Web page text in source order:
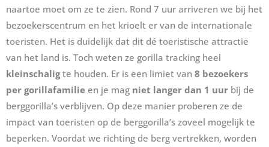
naartoe moet om ze te zien. Rond 7 uur arriveren we bij het
bezoekerscentrum en het krioelt er van de internationale
toeristen. Het is duidelijk dat dit dé toeristische attractie
van het land is. Toch weten ze gorilla tracking heel
kleinschaligte houden. Er is een limiet van 8 bezoekers
per gorillafamilie en je mag niet langer dan 1 uur bij de
berggorilla’s verblijven. Op deze manier proberen ze de
impact van toeristen op de berggorilla’s zoveel mogelijk te
beperken. Voordat we richting de berg vertrekken, worden